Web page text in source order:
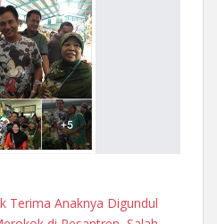
Terima Anaknya Digundul